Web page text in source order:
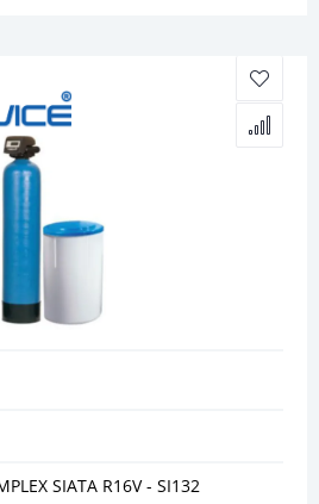
SIATA R16V - SI132